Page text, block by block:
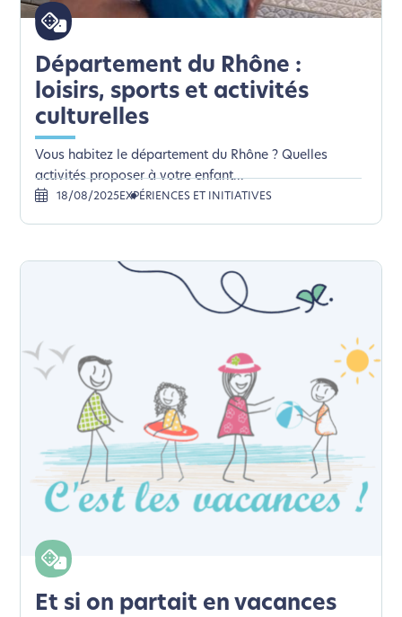
Département du Rhône :
loisirs, sports et activités
culturelles
Vous habitez le département du Rhône ? Quelles
activités proposer à votre enfant...
18/08/2025 EXPÉRIENCES ET INITIATIVES
Et si on partait en vacances